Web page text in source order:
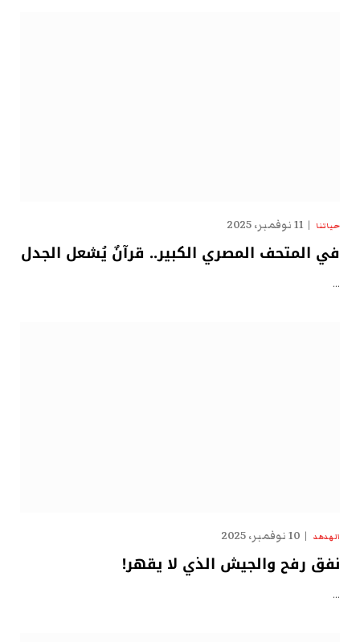
حياتنا 11 نوفمبر، 2025
في المتحف المصري الكبير.. قرآنٌ يُشعل الجدل
…
الهدهد 10 نوفمبر، 2025
نفق رفح والجيش الذي لا يقهر!
…